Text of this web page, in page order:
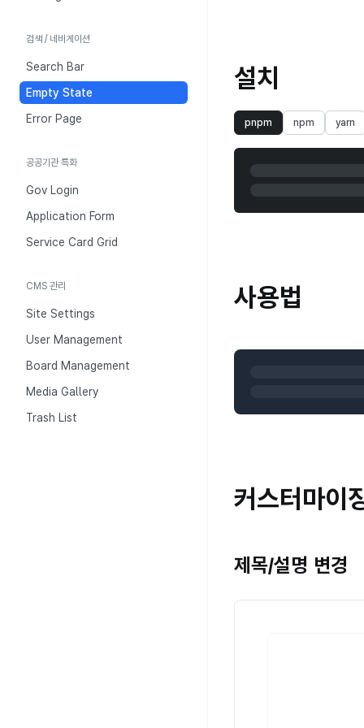
검색 / 네비게이션
Search Bar
Empty State
Error Page
공공기관 특화
Gov Login
Application Form
Service Card Grid
CMS 관리
Site Settings
User Management
Board Management
Media Gallery
Trash List
설치
pnpm npm yarn
사용법
커스터마이
제목/설명 변경